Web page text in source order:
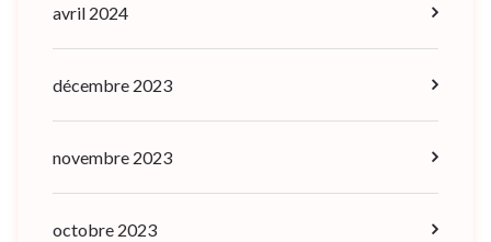
avril 2024
décembre 2023
novembre 2023
octobre 2023